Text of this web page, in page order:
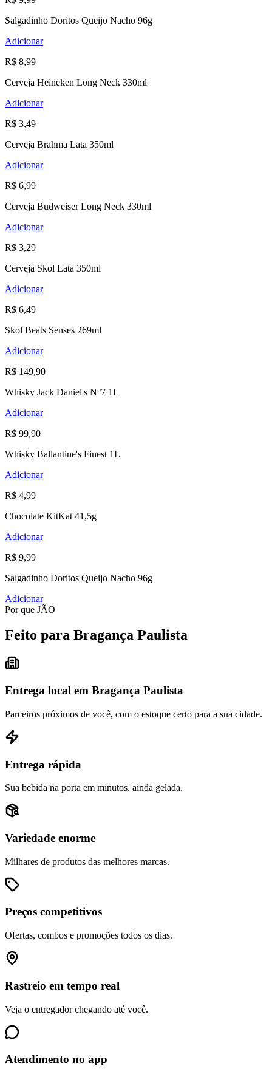
Salgadinho Doritos Queijo Nacho 96g
Adicionar
R$ 8,99
Cerveja Heineken Long Neck 330ml
Adicionar
R$ 3,49
Cerveja Brahma Lata 350ml
Adicionar
R$ 6,99
Cerveja Budweiser Long Neck 330ml
Adicionar
R$ 3,29
Cerveja Skol Lata 350ml
Adicionar
R$ 6,49
Skol Beats Senses 269ml
Adicionar
R$ 149,90
Whisky Jack Daniel's N°7 1L
Adicionar
R$ 99,90
Whisky Ballantine's Finest 1L
Adicionar
R$ 4,99
Chocolate KitKat 41,5g
Adicionar
R$ 9,99
Salgadinho Doritos Queijo Nacho 96g
Adicionar
Por que JÃO
Feito para Bragança Paulista
Entrega local em Bragança Paulista
Parceiros próximos de você, com o estoque certo para a sua cidade.
Entrega rápida
Sua bebida na porta em minutos, ainda gelada.
Variedade enorme
Milhares de produtos das melhores marcas.
Preços competitivos
Ofertas, combos e promoções todos os dias.
Rastreio em tempo real
Veja o entregador chegando até você.
Atendimento no app